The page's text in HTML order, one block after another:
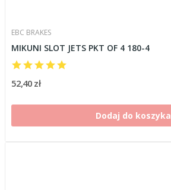
EBC BRAKES
MIKUNI SLOT JETS PKT OF 4 180-4
52,40 zł
Dodaj do koszyka